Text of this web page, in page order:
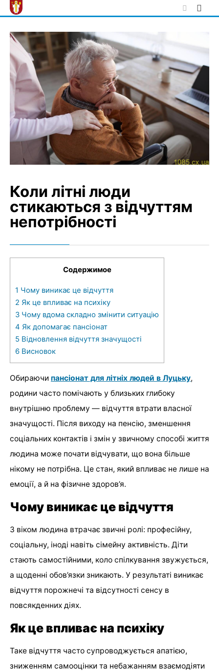
Skip
to
Коли літні люди
стикаються з відчуттям
непотрібності
Содержимое
1 Чому виникає це відчуття
2 Як це впливає на психіку
3 Чому вдома складно змінити ситуацію
4 Як допомагає пансіонат
5 Відновлення відчуття значущості
6 Висновок
Обираючи пансіонат для літніх людей в Луцьку,
родини часто помічають у близьких глибоку
внутрішню проблему — відчуття втрати власної
значущості. Після виходу на пенсію, зменшення
соціальних контактів і змін у звичному способі життя
людина може почати відчувати, що вона більше
нікому не потрібна. Це стан, який впливає не лише на
емоції, а й на фізичне здоров’я.
Чому виникає це відчуття
З віком людина втрачає звичні ролі: професійну,
соціальну, іноді навіть сімейну активність. Діти
стають самостійними, коло спілкування звужується,
а щоденні обов’язки зникають. У результаті виникає
відчуття порожнечі та відсутності сенсу в
повсякденних діях.
Як це впливає на психіку
Таке відчуття часто супроводжується апатією,
зниженням самооцінки та небажанням взаємодіяти